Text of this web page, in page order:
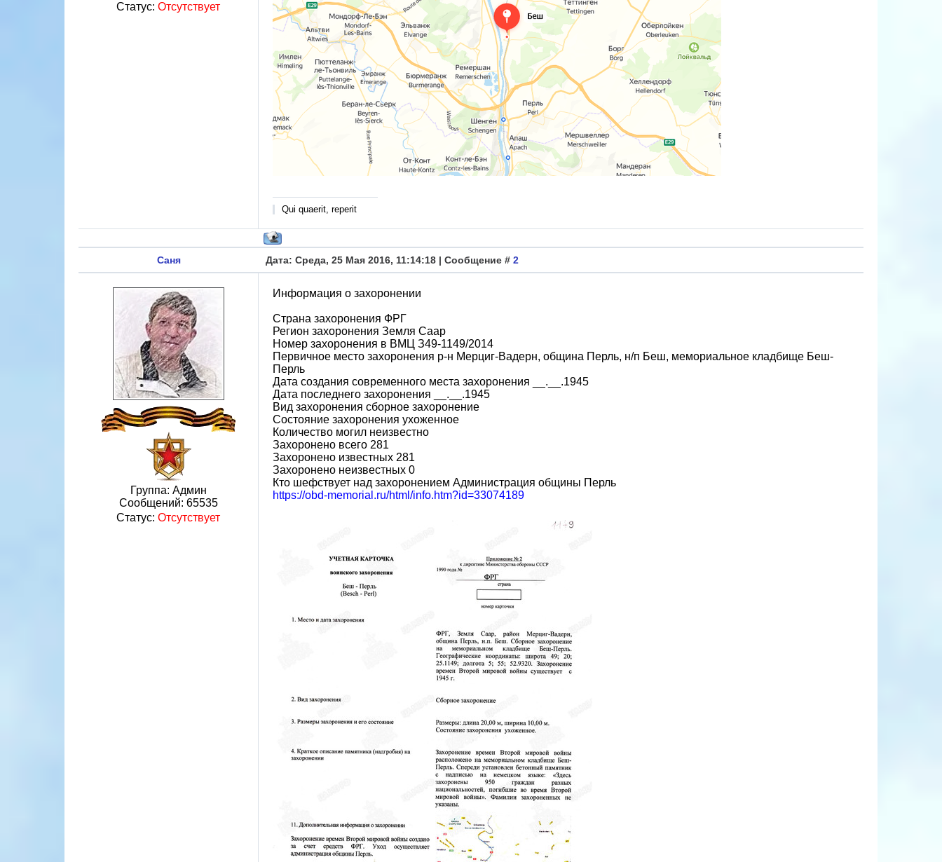
Статус: Отсутствует
Qui quaerit, reperit
Саня Дата: Среда, 25 Мая 2016, 11:14:18 | Сообщение # 2
Группа: Админ
Сообщений: 65535
Статус: Отсутствует
Информация о захоронении
Страна захоронения ФРГ
Регион захоронения Земля Саар
Номер захоронения в ВМЦ З49-1149/2014
Первичное место захоронения р-н Мерциг-Вадерн, община Перль, н/п Беш, мемориальное кладбище Беш-
Перль
Дата создания современного места захоронения __.__.1945
Дата последнего захоронения __.__.1945
Вид захоронения сборное захоронение
Состояние захоронения ухоженное
Количество могил неизвестно
Захоронено всего 281
Захоронено известных 281
Захоронено неизвестных 0
Кто шефствует над захоронением Администрация общины Перль
https://obd-memorial.ru/html/info.htm?id=33074189